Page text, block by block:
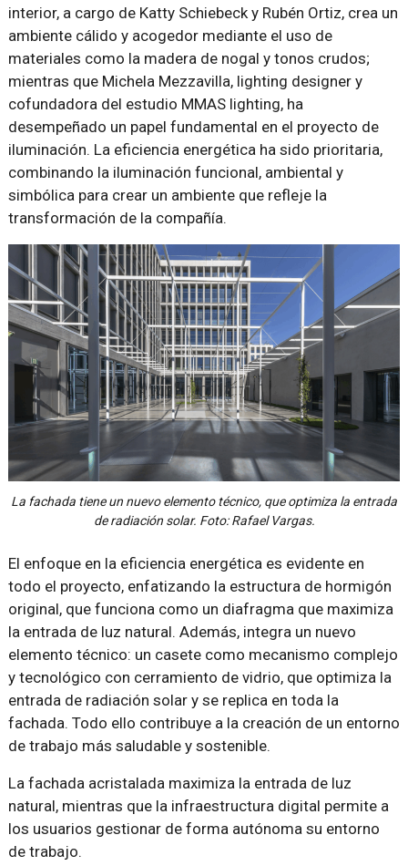
interior, a cargo de Katty Schiebeck y Rubén Ortiz, crea un
ambiente cálido y acogedor mediante el uso de
materiales como la madera de nogal y tonos crudos;
mientras que Michela Mezzavilla, lighting designer y
cofundadora del estudio MMAS lighting, ha
desempeñado un papel fundamental en el proyecto de
iluminación. La eficiencia energética ha sido prioritaria,
combinando la iluminación funcional, ambiental y
simbólica para crear un ambiente que refleje la
transformación de la compañía.
La fachada tiene un nuevo elemento técnico, que optimiza la entrada
de radiación solar. Foto: Rafael Vargas.
El enfoque en la eficiencia energética es evidente en
todo el proyecto, enfatizando la estructura de hormigón
original, que funciona como un diafragma que maximiza
la entrada de luz natural. Además, integra un nuevo
elemento técnico: un casete como mecanismo complejo
y tecnológico con cerramiento de vidrio, que optimiza la
entrada de radiación solar y se replica en toda la
fachada. Todo ello contribuye a la creación de un entorno
de trabajo más saludable y sostenible.
La fachada acristalada maximiza la entrada de luz
natural, mientras que la infraestructura digital permite a
los usuarios gestionar de forma autónoma su entorno
de trabajo.